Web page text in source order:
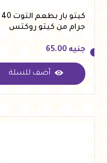
كيتو بار بطعم التوت 40
جرام من كيتو روكتس
جنيه
جنيه 65.00
أضف للسلة